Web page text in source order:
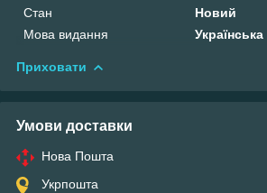
Стан
Новий
Мова видання
Українська
Приховати
Умови доставки
Нова Пошта
Укрпошта